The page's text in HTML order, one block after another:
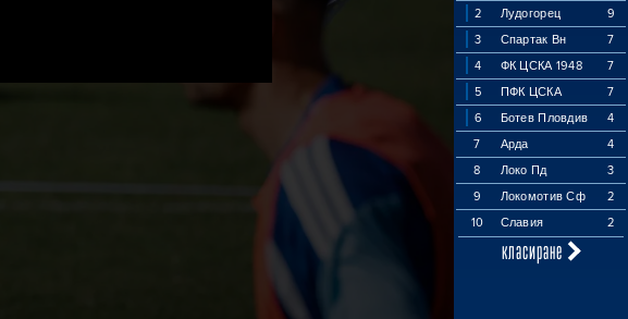
2 Лудогорец
9
3
Спартак Вн
7
4
ФК ЦСКА 1948
7
5
ПФК ЦСКА
7
6
Ботев Пловдив
4
7
Арда
4
8
Локо Пд
3
9
Локомотив Сф
2
10
Славия 2
класиране